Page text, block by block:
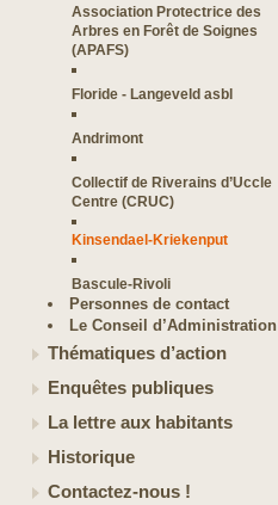
Association Protectrice des
Arbres en Forêt de Soignes
(APAFS)
Floride - Langeveld asbl
Andrimont
Collectif de Riverains d’Uccle
Centre (CRUC)
Kinsendael-Kriekenput
Bascule-Rivoli
Personnes de contact
Le Conseil d’Administration
Thématiques d’action
Enquêtes publiques
La lettre aux habitants
Historique
Contactez-nous !